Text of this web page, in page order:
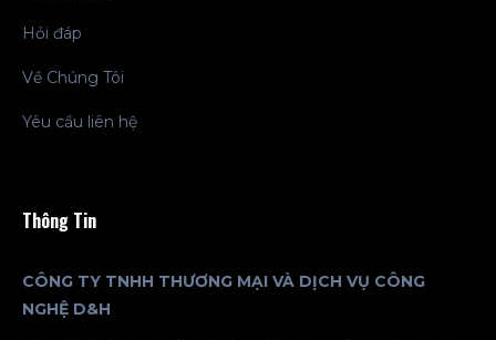
Hỏi đáp
Về Chúng Tôi
Yêu cầu liên hệ
Thông Tin
CÔNG TY TNHH THƯƠNG MẠI VÀ DỊCH VỤ CÔNG
NGHỆ D&H